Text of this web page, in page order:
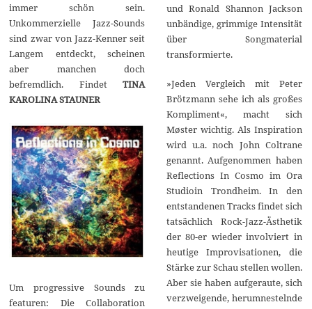
immer schön sein.
Unkommerzielle Jazz-Sounds
sind zwar von Jazz-Kenner seit
Langem entdeckt, scheinen
aber manchen doch
befremdlich. FindetTINA
KAROLINA STAUNER
Um progressive Sounds zu
featuren: Die Collaboration
und Ronald Shannon Jackson
unbändige, grimmige Intensität
über Songmaterial
transformierte.
»Jeden Vergleich mit Peter
Brötzmann sehe ich als großes
Kompliment«, macht sich
Møster wichtig. Als Inspiration
wird u.a. noch John Coltrane
genannt. Aufgenommen haben
Reflections In Cosmo im Ora
Studioin Trondheim. In den
entstandenen Tracks findet sich
tatsächlich Rock-Jazz-Ästhetik
der 80-er wieder involviert in
heutige Improvisationen, die
Stärke zur Schau stellen wollen.
Aber sie haben aufgeraute, sich
verzweigende, herumnestelnde